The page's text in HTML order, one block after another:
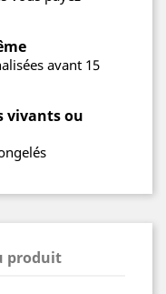
avant 15
vivants ou
produit